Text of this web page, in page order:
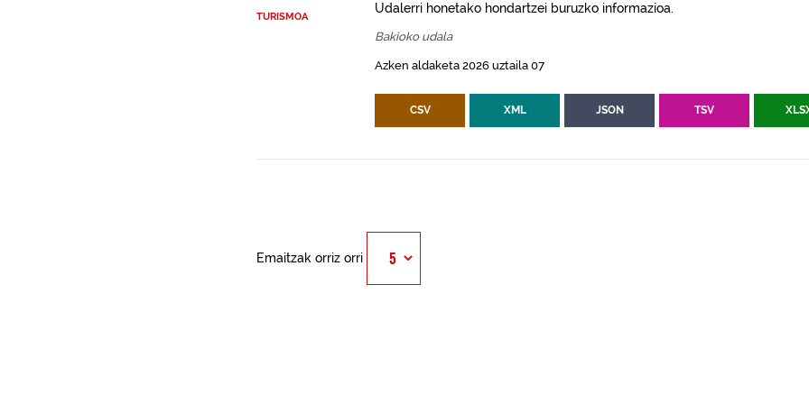
TURISMOA
Udalerri honetako hondartzei buruzko informazioa.
Bakioko udala
Azken aldaketa 2026 uztaila 07
CSV XML JSON TSV
Emaitzak orriz orri